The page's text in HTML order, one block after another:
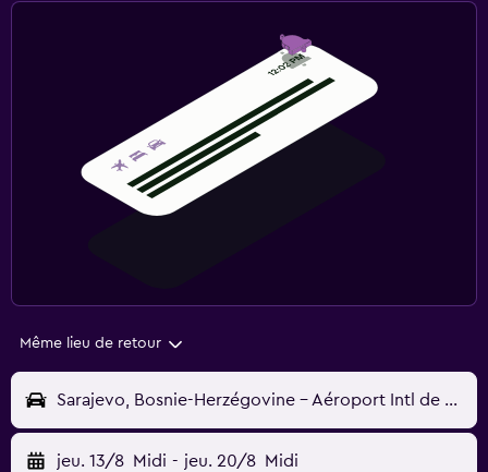
Même lieu de retour
Sarajevo, Bosnie-Herzégovine - Aéroport Intl de Sarajevo (SJJ)
jeu. 13/8 Midi - jeu. 20/8 Midi